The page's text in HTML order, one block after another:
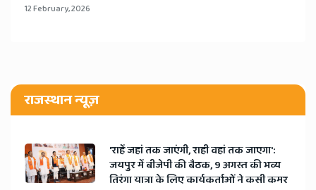
12 February, 2026
राजस्थान न्यूज़
'राहें जहां तक जाएंगी, राही वहां तक जाएगा':
जयपुर में बीजेपी की बैठक, 9 अगस्त की भव्य
तिरंगा यात्रा के लिए कार्यकर्ताओं ने कसी कमर